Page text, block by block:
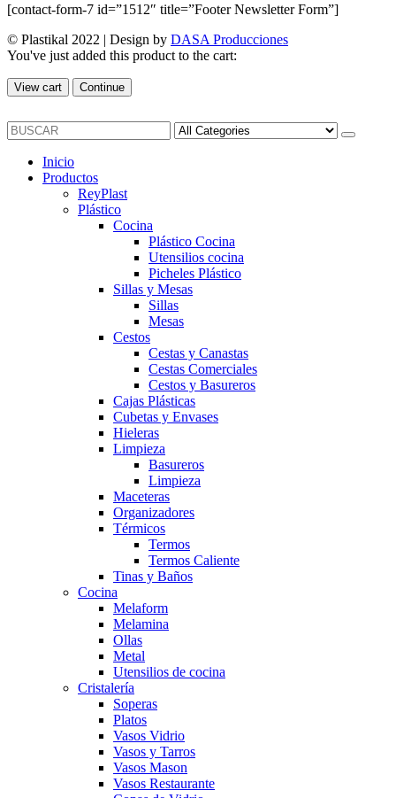
[contact-form-7 id=”1512″ title=”Footer Newsletter Form”]
© Plastikal 2022 | Design by DASA Producciones
You've just added this product to the cart:
View cart Continue
Inicio
Productos
ReyPlast
Plástico
Cocina
Plástico Cocina
Utensilios cocina
Picheles Plástico
Sillas y Mesas
Sillas
Mesas
Cestos
Cestas y Canastas
Cestas Comerciales
Cestos y Basureros
Cajas Plásticas
Cubetas y Envases
Hieleras
Limpieza
Basureros
Limpieza
Maceteras
Organizadores
Térmicos
Termos
Termos Caliente
Tinas y Baños
Cocina
Melaform
Melamina
Ollas
Metal
Utensilios de cocina
Cristalería
Soperas
Platos
Vasos Vidrio
Vasos y Tarros
Vasos Mason
Vasos Restaurante